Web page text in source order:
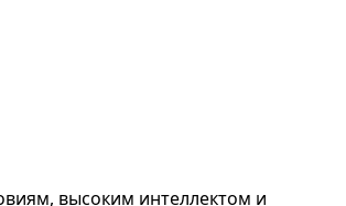
высоким интеллектом и